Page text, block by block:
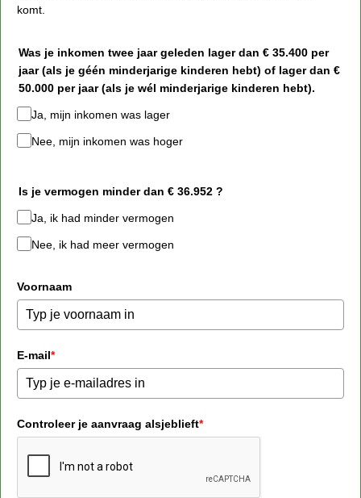
komt.
Was je inkomen twee jaar geleden lager dan € 35.400 per
jaar (als je géén minderjarige kinderen hebt) of lager dan €
50.000 per jaar (als je wél minderjarige kinderen hebt).
Ja, mijn inkomen was lager
Nee, mijn inkomen was hoger
Is je vermogen minder dan € 36.952 ?
Ja, ik had minder vermogen
Nee, ik had meer vermogen
Voornaam
E-mail*
Controleer je aanvraag alsjeblieft*